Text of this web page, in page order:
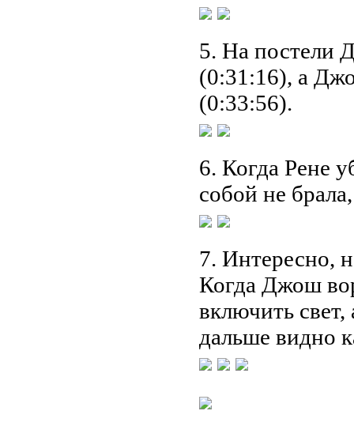
5. На постели
(0:31:16), а
(0:33:56).
6. Когда Рене
собой не
7. Интересно,
Когда Джош
включить
дальше видно